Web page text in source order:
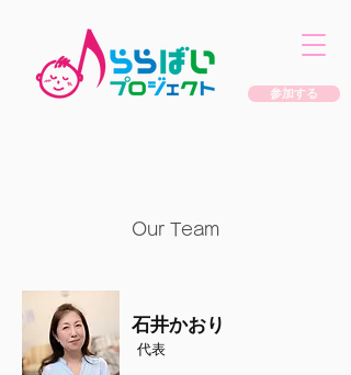
参加する
​Our Team
石井かおり
代表